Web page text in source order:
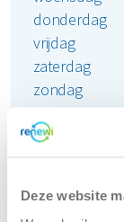
Deze website
Aarschot, ...
donderdag
vrijdag
zaterdag
zondag
Route